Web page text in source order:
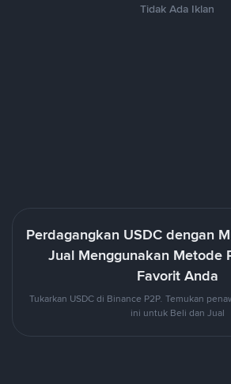
Tidak Ada Iklan
Perdagangkan USDC dengan
Jual Menggunakan Metode
Favorit Anda
Tukarkan USDC di Binance P2P. Temukan
ini untuk Beli dan Jual